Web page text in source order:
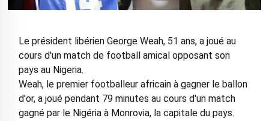
Le président libérien George Weah, 51 ans, a joué au
cours d'un match de football amical opposant son
pays au Nigeria.
Weah, le premier footballeur africain à gagner le ballon
d'or, a joué pendant 79 minutes au cours d'un match
gagné par le Nigéria à Monrovia, la capitale du pays.